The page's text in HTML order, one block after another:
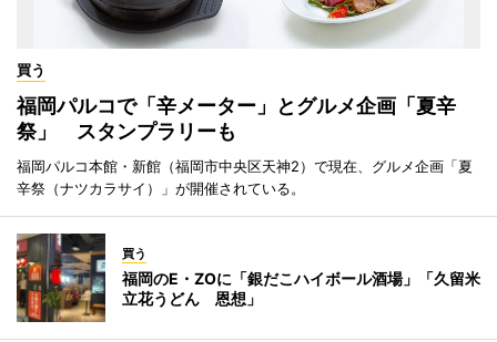
買う
福岡パルコで「辛メーター」とグルメ企画「夏辛
祭」 スタンプラリーも
福岡パルコ本館・新館（福岡市中央区天神2）で現在、グルメ企画「夏
辛祭（ナツカラサイ）」が開催されている。
買う
福岡のE・ZOに「銀だこハイボール酒場」「久留米
立花うどん 恩想」